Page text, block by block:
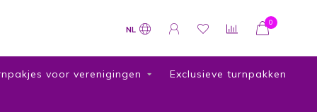
NL
0
voor verenigingen Exclusieve turnpakken